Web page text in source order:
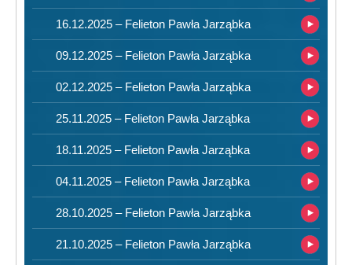
16.12.2025 – Felieton Pawła Jarząbka
09.12.2025 – Felieton Pawła Jarząbka
02.12.2025 – Felieton Pawła Jarząbka
25.11.2025 – Felieton Pawła Jarząbka
18.11.2025 – Felieton Pawła Jarząbka
04.11.2025 – Felieton Pawła Jarząbka
28.10.2025 – Felieton Pawła Jarząbka
21.10.2025 – Felieton Pawła Jarząbka